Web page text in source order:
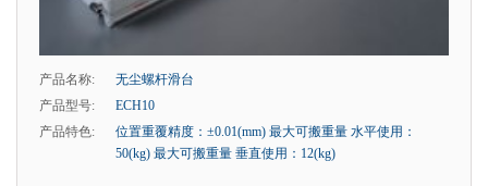
产品名称:
无尘螺杆滑台
产品型号:
ECH10
产品特色:
位置重覆精度：±0.01(mm) 最大可搬重量 水平使用：
50(kg) 最大可搬重量 垂直使用：12(kg)